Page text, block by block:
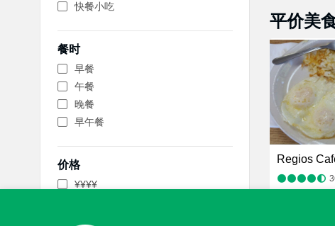
快餐小吃
餐时
早餐
午餐
晚餐
早午餐
价格
¥¥¥¥
平价美
Regios